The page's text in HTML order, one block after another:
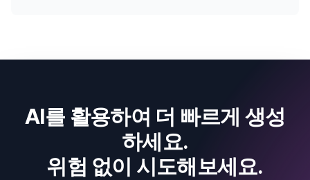
AI를 활용하여 더 빠르게 생성
하세요.
위험 없이 시도해보세요.